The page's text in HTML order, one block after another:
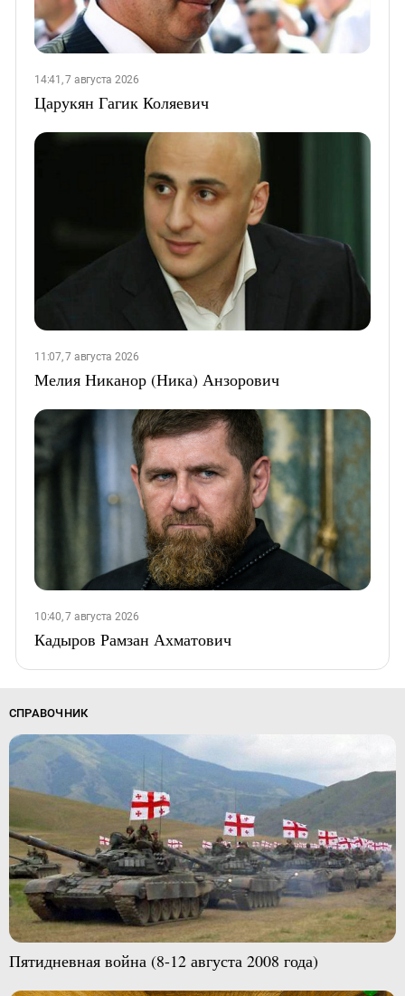
14:41, 7 августа 2026
Царукян Гагик Коляевич
11:07, 7 августа 2026
Мелия Никанор (Ника) Анзорович
10:40, 7 августа 2026
Кадыров Рамзан Ахматович
СПРАВОЧНИК
Пятидневная война (8-12 августа 2008 года)